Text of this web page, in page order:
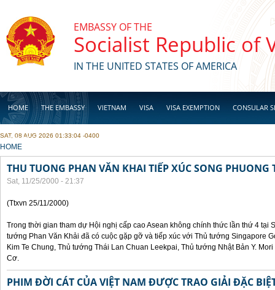
EMBASSY OF THE
Socialist Republic of
IN THE UNITED STATES OF AMERICA
HOME THE EMBASSY VIETNAM VISA VISA EXEMPTION CONSULAR
BUSINESS
SAT, 08 AUG 2026 01:33:04 -0400
YOU ARE HERE
HOME
THU TUONG PHAN VĂN KHAI TIẾP XÚC SONG PHUONG
Sat, 11/25/2000 - 21:37
(Ttxvn 25/11/2000)
Trong thời gian tham dự Hội nghị cấp cao Asean không chính thức lần thứ 4 tại
tướng Phan Văn Khải đã có cuộc gặp gỡ và tiếp xúc với Thủ tướng Singapore
Kim Te Chung, Thủ tướng Thái Lan Chuan Leekpai, Thủ tướng Nhật Bản Y.
Cơ.
PHIM ĐỜI CÁT CỦA VIỆT NAM ĐƯỢC TRAO GIẢI ĐẶC